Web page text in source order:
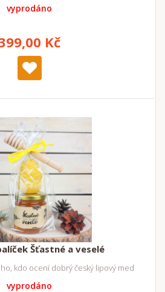
vyprodáno
Kč
Šťastné a veselé
kdo ocení dobrý český lipový med
vyprodáno